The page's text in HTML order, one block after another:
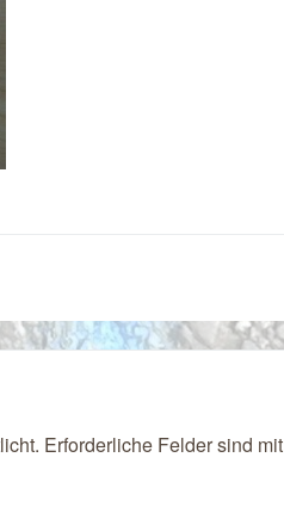
Erforderliche Felder sind mit